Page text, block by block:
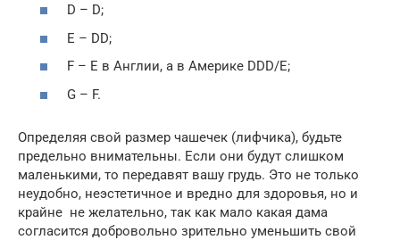
D – D;
E – DD;
F – E в Англии, а в Америке DDD/Е;
G – F.
Определяя свой размер чашечек (лифчика), будьте
предельно внимательны. Если они будут слишком
маленькими, то передавят вашу грудь. Это не только
неудобно, неэстетичное и вредно для здоровья, но и
крайне не желательно, так как мало какая дама
согласится добровольно зрительно уменьшить свой